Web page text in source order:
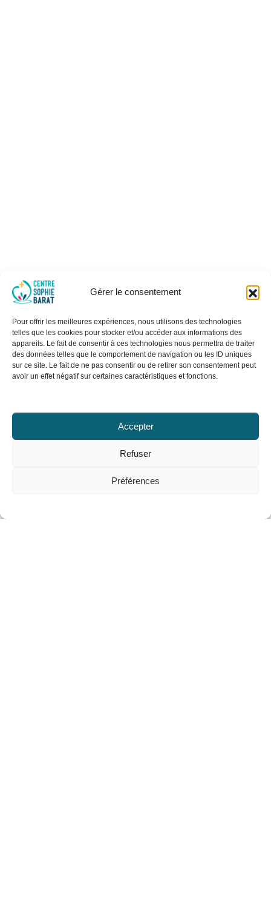
Gérer le consentement
Pour offrir les meilleures expériences, nous utilisons des technologies
telles que les cookies pour stocker et/ou accéder aux informations des
appareils. Le fait de consentir à ces technologies nous permettra de traiter
des données telles que le comportement de navigation ou les ID uniques
sur ce site. Le fait de ne pas consentir ou de retirer son consentement peut
avoir un effet négatif sur certaines caractéristiques et fonctions.
Accepter
Refuser
Préférences